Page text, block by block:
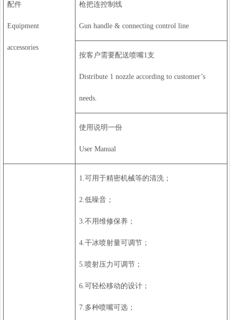
配件
Equipment
accessories
枪把连控制线
Gun handle & connecting control line
按客户需要配送喷嘴1支
Distribute 1 nozzle according to customer’s
needs.
使用说明一份
User Manual
1.可用于精密机械等的清洗；
2.低噪音；
3.不用维修保养；
4.干冰喷射量可调节；
5.喷射压力可调节；
6.可轻松移动的设计；
7.多种喷嘴可选；